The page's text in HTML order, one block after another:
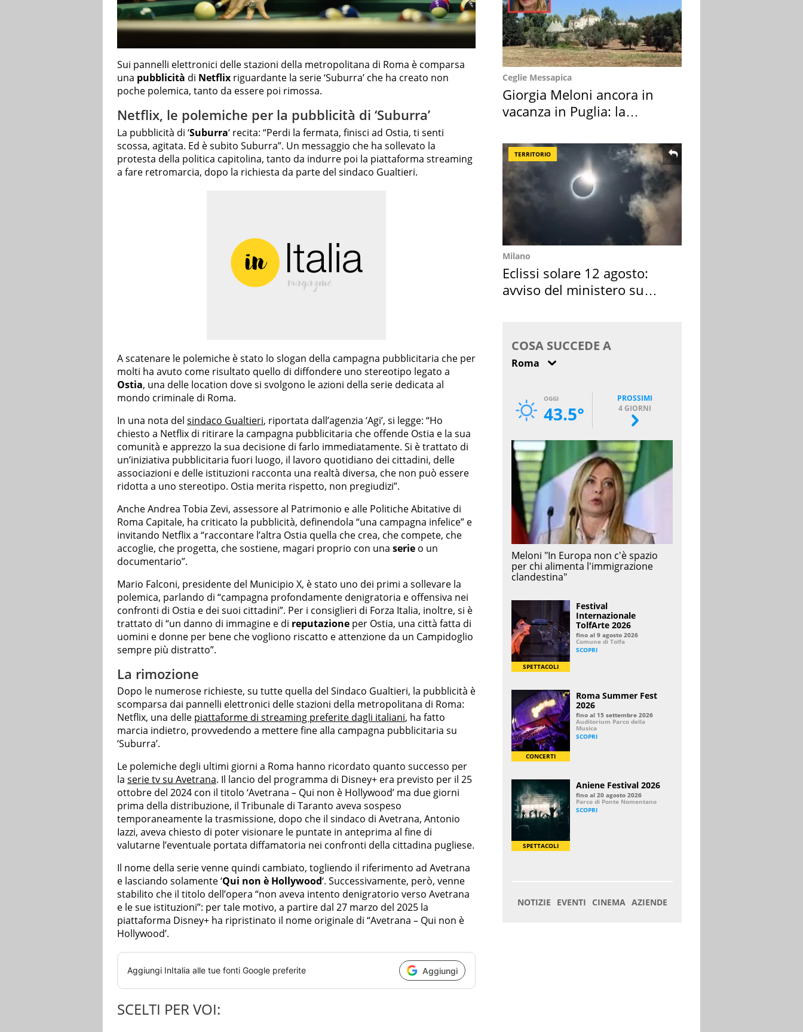
Sui pannelli elettronici delle stazioni della metropolitana di Roma è comparsa
una pubblicità di Netflix riguardante la serie ‘Suburra’ che ha creato non
poche polemica, tanto da essere poi rimossa.
Netflix, le polemiche per la pubblicità di ‘Suburra’
La pubblicità di ‘Suburra‘ recita: “Perdi la fermata, finisci ad Ostia, ti senti
scossa, agitata. Ed è subito Suburra”. Un messaggio che ha sollevato la
protesta della politica capitolina, tanto da indurre poi la piattaforma streaming
a fare retromarcia, dopo la richiesta da parte del sindaco Gualtieri.
A scatenare le polemiche è stato lo slogan della campagna pubblicitaria che per
molti ha avuto come risultato quello di diffondere uno stereotipo legato a
Ostia, una delle location dove si svolgono le azioni della serie dedicata al
mondo criminale di Roma.
In una nota del sindaco Gualtieri, riportata dall’agenzia ‘Agi’, si legge: “Ho
chiesto a Netflix di ritirare la campagna pubblicitaria che offende Ostia e la sua
comunità e apprezzo la sua decisione di farlo immediatamente. Si è trattato di
un’iniziativa pubblicitaria fuori luogo, il lavoro quotidiano dei cittadini, delle
associazioni e delle istituzioni racconta una realtà diversa, che non può essere
ridotta a uno stereotipo. Ostia merita rispetto, non pregiudizi”.
Anche Andrea Tobia Zevi, assessore al Patrimonio e alle Politiche Abitative di
Roma Capitale, ha criticato la pubblicità, definendola “una campagna infelice” e
invitando Netflix a “raccontare l’altra Ostia quella che crea, che compete, che
accoglie, che progetta, che sostiene, magari proprio con una serie o un
documentario”.
Mario Falconi, presidente del Municipio X, è stato uno dei primi a sollevare la
polemica, parlando di “campagna profondamente denigratoria e offensiva nei
confronti di Ostia e dei suoi cittadini”. Per i consiglieri di Forza Italia, inoltre, si è
trattato di “un danno di immagine e di reputazione per Ostia, una città fatta di
uomini e donne per bene che vogliono riscatto e attenzione da un Campidoglio
sempre più distratto”.
La rimozione
Dopo le numerose richieste, su tutte quella del Sindaco Gualtieri, la pubblicità è
scomparsa dai pannelli elettronici delle stazioni della metropolitana di Roma:
Netflix, una delle piattaforme di streaming preferite dagli italiani, ha fatto
marcia indietro, provvedendo a mettere fine alla campagna pubblicitaria su
‘Suburra’.
Le polemiche degli ultimi giorni a Roma hanno ricordato quanto successo per
la serie tv su Avetrana. Il lancio del programma di Disney+ era previsto per il 25
ottobre del 2024 con il titolo ‘Avetrana – Qui non è Hollywood’ ma due giorni
prima della distribuzione, il Tribunale di Taranto aveva sospeso
temporaneamente la trasmissione, dopo che il sindaco di Avetrana, Antonio
Iazzi, aveva chiesto di poter visionare le puntate in anteprima al fine di
valutarne l’eventuale portata diffamatoria nei confronti della cittadina pugliese.
Il nome della serie venne quindi cambiato, togliendo il riferimento ad Avetrana
e lasciando solamente ‘Qui non è Hollywood‘. Successivamente, però, venne
stabilito che il titolo dell’opera “non aveva intento denigratorio verso Avetrana
e le sue istituzioni”: per tale motivo, a partire dal 27 marzo del 2025 la
piattaforma Disney+ ha ripristinato il nome originale di “Avetrana – Qui non è
Hollywood’.
Aggiungi InItalia alle tue fonti Google preferite Aggiungi
SCELTI PER VOI:
Ceglie Messapica
Giorgia Meloni ancora in
vacanza in Puglia: la
TERRITORIO
Milano
Eclissi solare 12 agosto:
avviso del ministero su